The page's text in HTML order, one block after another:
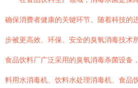
确保消费者健康的关键环节。随着科技的
步被更高效、环保、安全的臭氧消毒技术
食品饮料厂广泛采用的臭氧消毒杀菌设备
料用水消毒机、饮料水处理消毒机、食品